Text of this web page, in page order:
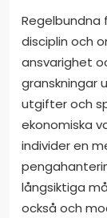
Regelbundna
disciplin och
ansvarighet
granskningar
utgifter och
ekonomiska
individer en
långsiktiga
också och